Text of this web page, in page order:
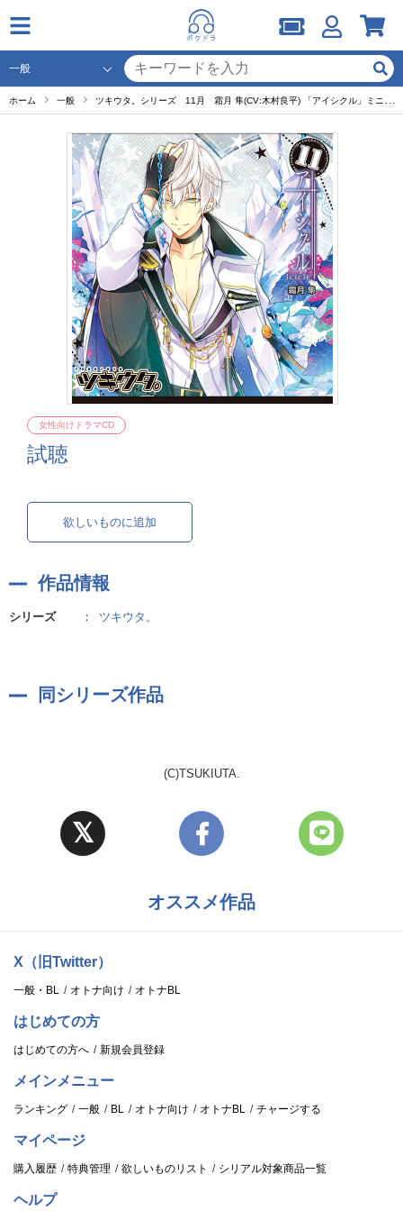
ホーム 一般 ツキウタ。シリーズ 11月 霜月 隼(CV:木村良平) 「アイシクル」ミニドラマ セット
試聴
女性向けドラマCD
欲しいものに追加
作品情報
シリーズ ： ツキウタ。
同シリーズ作品
(C)TSUKIUTA.
オススメ作品
X（旧Twitter）
一般・BL オトナ向け オトナBL
はじめての方
はじめての方へ 新規会員登録
メインメニュー
ランキング 一般 BL オトナ向け オトナBL チャージする
マイページ
購入履歴 特典管理 欲しいものリスト シリアル対象商品一覧
ヘルプ